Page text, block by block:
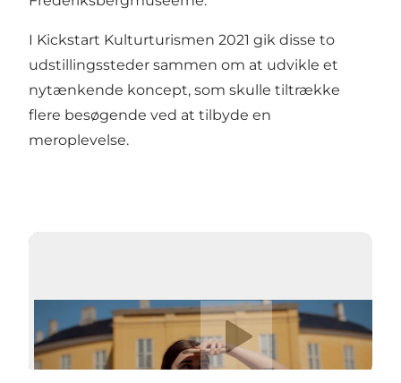
I Kickstart Kulturturismen 2021 gik disse to
udstillingssteder sammen om at udvikle et
nytænkende koncept, som skulle tiltrække
flere besøgende ved at tilbyde en
meroplevelse.
Afspil video